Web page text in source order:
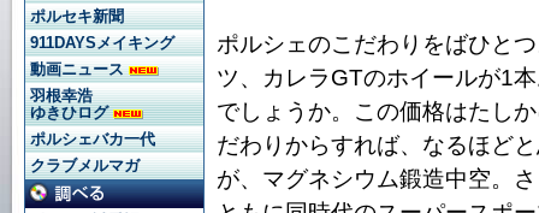
ポルシェのこだわりをばひと
ツ、カレラGTのホイールが1
でしょうか。この価格はたし
だわりからすれば、なるほど
が、マグネシウム鍛造中空。
ポルセキ新聞
911DAYSメイキング
動画ニュース
羽根幸浩
ゆきひログ
ポルシェバカ一代
クラブメルマガ